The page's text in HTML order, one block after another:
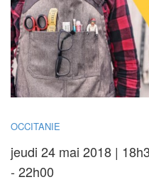
OCCITANIE
jeudi 24 mai 2018 |
- 22h00